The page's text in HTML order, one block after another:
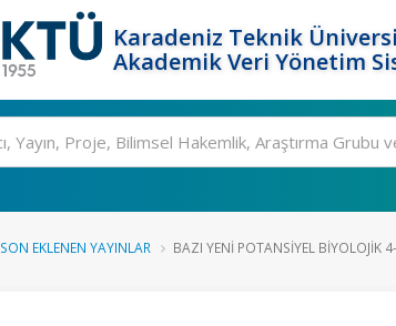
Karadeniz Teknik
Akademik Veri Yönetim
SON EKLENEN YAYINLAR BAZI YENI POTANSIYEL BIYOLOJIK